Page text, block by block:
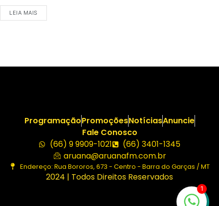
LEIA MAIS
ProgramaçãoPromoçõesNotíciasAnuncie
Fale Conosco
(66) 9 9909-1021
(66) 3401-1345
aruana@aruanafm.com.br
Endereço: Rua Bororos, 673 - Centro - Barra do Garças / MT
2024 | Todos Direitos Reservados
1